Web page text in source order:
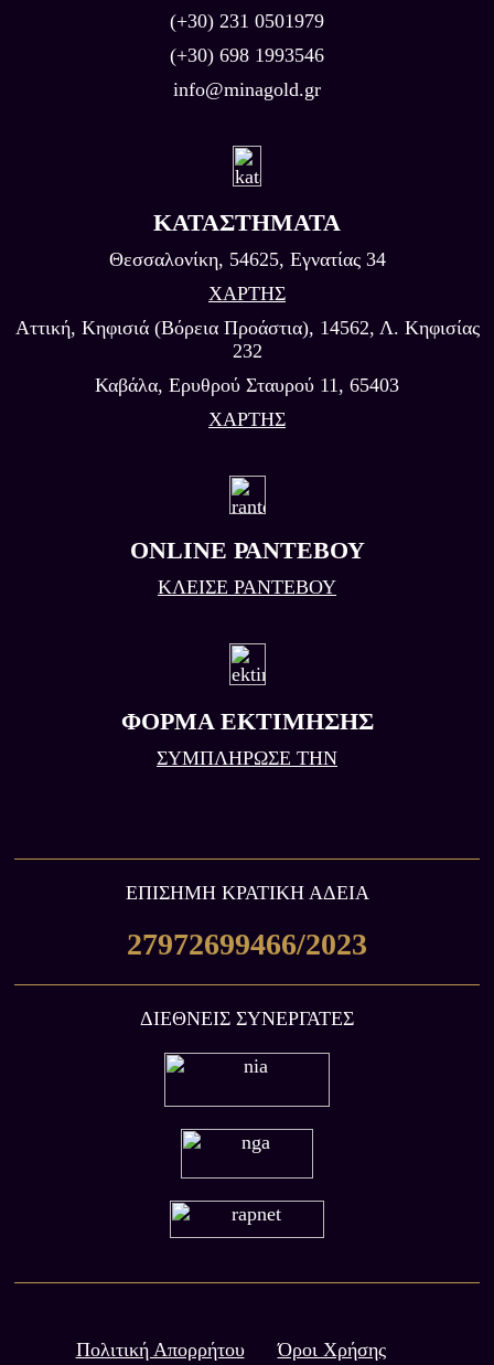
(+30) 231 0501979
(+30) 698 1993546
info@minagold.gr
ΚΑΤΑΣΤΗΜΑΤΑ
Θεσσαλονίκη, 54625, Εγνατίας 34
ΧΑΡΤΗΣ
Αττική, Κηφισιά (Βόρεια Προάστια), 14562, Λ. Κηφισίας
232
Καβάλα, Eρυθρού Σταυρού 11, 65403
ΧΑΡΤΗΣ
ONLINE ΡΑΝΤΕΒΟΥ
ΚΛΕΙΣΕ ΡΑΝΤΕΒΟΥ
ΦΟΡΜΑ ΕΚΤΙΜΗΣΗΣ
ΣΥΜΠΛΗΡΩΣΕ ΤΗΝ
ΕΠIΣΗΜΗ ΚΡΑΤΙΚΗ ΑΔΕΙΑ
27972699466/2023
ΔΙΕΘΝΕΙΣ ΣΥΝΕΡΓΑΤΕΣ
Πολιτική Απορρήτου
Όροι Χρήσης